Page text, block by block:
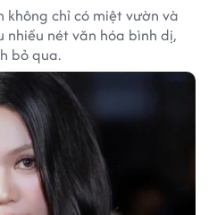
không chỉ có miệt vườn và
nhiều nét văn hóa bình dị,
bỏ qua.